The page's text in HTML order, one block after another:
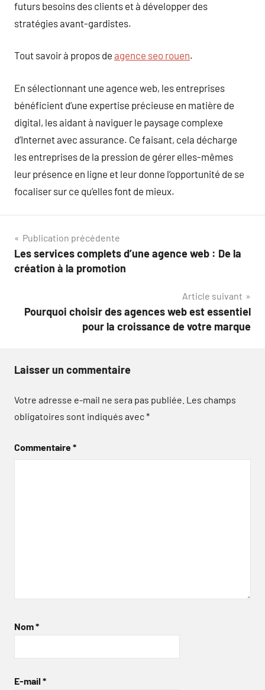
futurs besoins des clients et à développer des
stratégies avant-gardistes.
Tout savoir à propos de agence seo rouen.
En sélectionnant une agence web, les entreprises
bénéficient d’une expertise précieuse en matière de
digital, les aidant à naviguer le paysage complexe
d’Internet avec assurance. Ce faisant, cela décharge
les entreprises de la pression de gérer elles-mêmes
leur présence en ligne et leur donne l’opportunité de se
focaliser sur ce qu’elles font de mieux.
Navigation
de
Publication précédente
Les services complets d’une agence web : De la
création à la promotion
Article suivant
Pourquoi choisir des agences web est essentiel
pour la croissance de votre marque
Laisser un commentaire
Votre adresse e-mail ne sera pas publiée. Les champs
obligatoires sont indiqués avec*
Commentaire*
Nom*
E-mail *